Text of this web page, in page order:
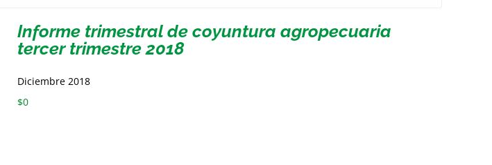
Informe trimestral de coyuntura agropecuaria
tercer trimestre 2018
Diciembre 2018
$0